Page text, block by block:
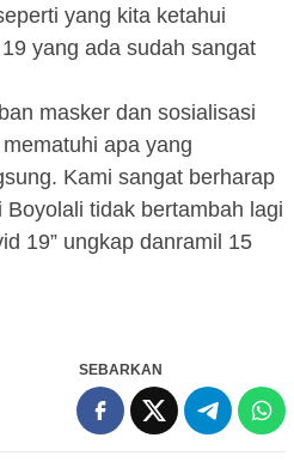
yang kita ketahui
yang ada sudah sangat
masker dan sosialisasi
apa yang
Kami sangat berharap
tidak bertambah lagi
19” ungkap danramil 15
SEBARKAN